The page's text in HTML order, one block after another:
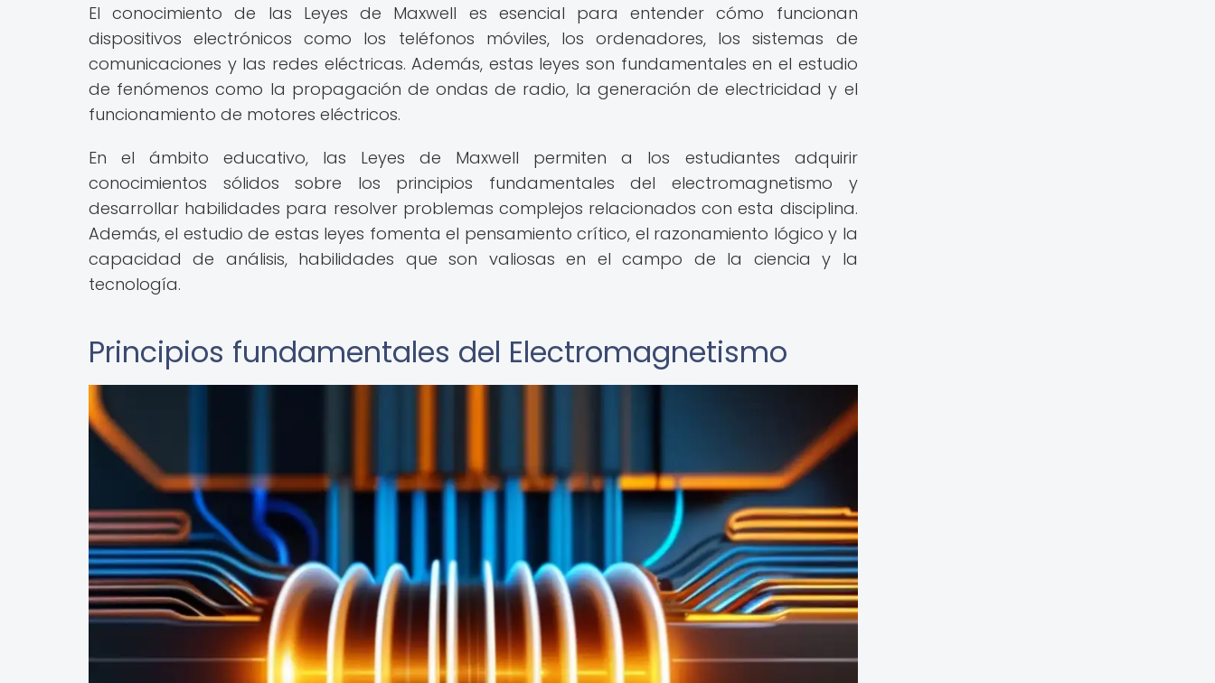
El conocimiento de las Leyes de Maxwell es esencial para entender cómo funcionan
dispositivos electrónicos como los teléfonos móviles, los ordenadores, los sistemas de
comunicaciones y las redes eléctricas. Además, estas leyes son fundamentales en el estudio
de fenómenos como la propagación de ondas de radio, la generación de electricidad y el
funcionamiento de motores eléctricos.
En el ámbito educativo, las Leyes de Maxwell permiten a los estudiantes adquirir
conocimientos sólidos sobre los principios fundamentales del electromagnetismo y
desarrollar habilidades para resolver problemas complejos relacionados con esta disciplina.
Además, el estudio de estas leyes fomenta el pensamiento crítico, el razonamiento lógico y la
capacidad de análisis, habilidades que son valiosas en el campo de la ciencia y la
tecnología.
Principios fundamentales del Electromagnetismo